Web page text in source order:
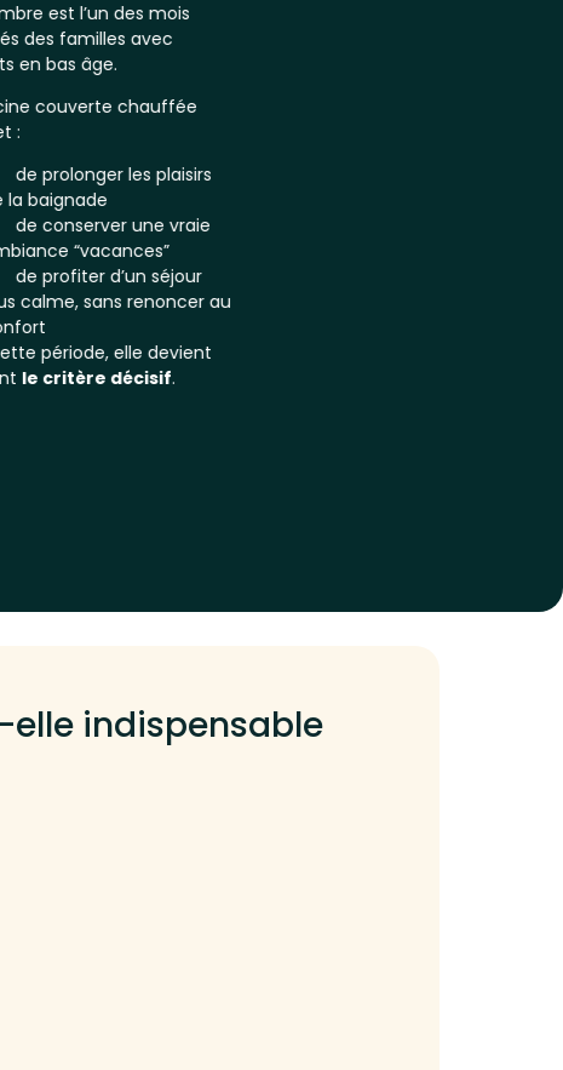
est l’un des mois
des familles avec
en bas âge.
couverte chauffée
:
de prolonger les plaisirs
la baignade
de conserver une vraie
“vacances”
de profiter d’un séjour
calme, sans renoncer au
période, elle devient
le critère décisif.
elle indispensable